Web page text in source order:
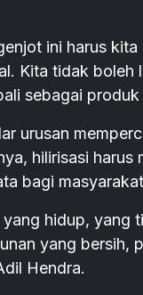
ini harus
Kita tidak
sebagai
urusan
hilirisasi
bagi
hidup,
yang bersih,
Hendra.